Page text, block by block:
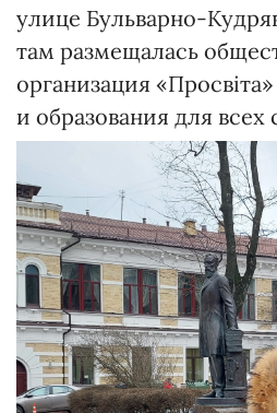
улице Бульварно-
там размещалась
организация
и образования для всех